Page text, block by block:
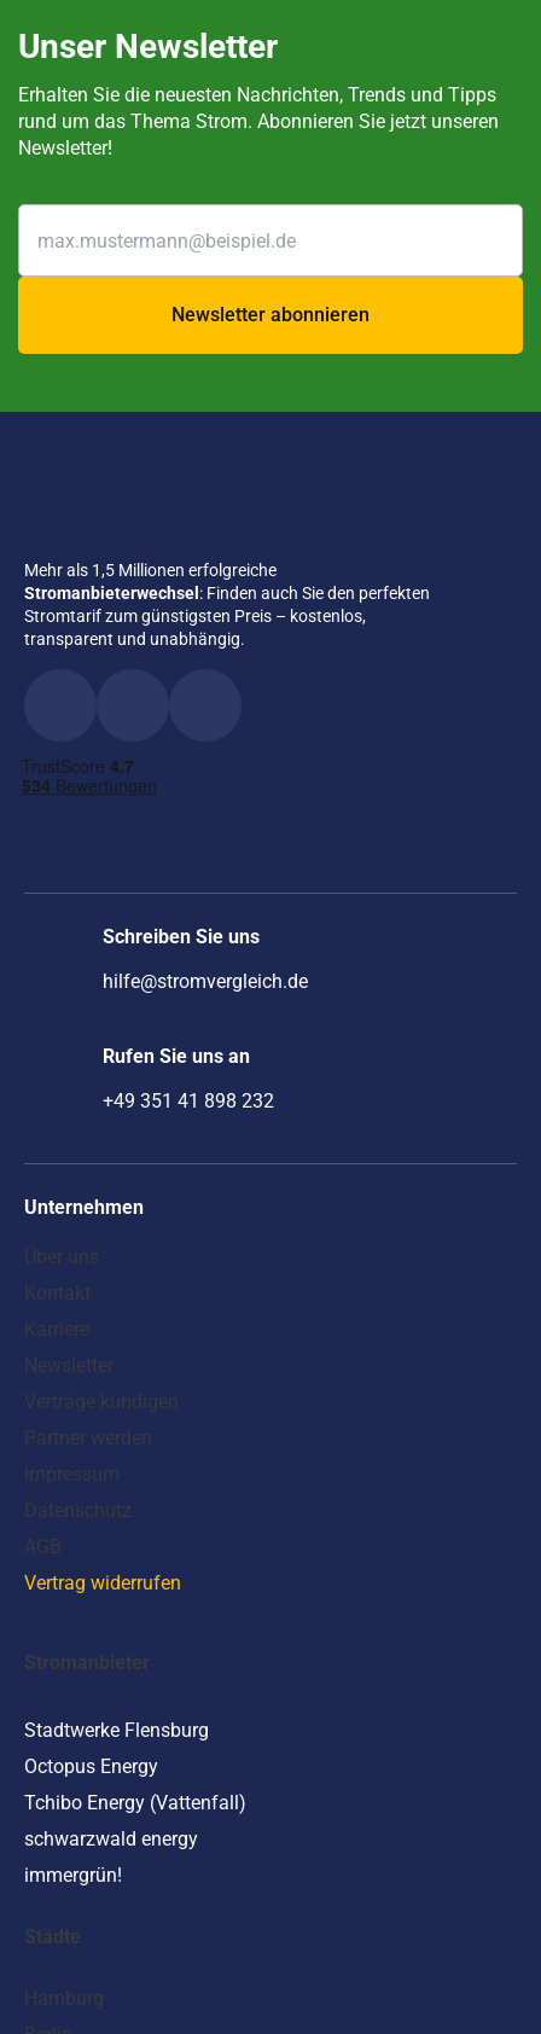
Unser Newsletter
Erhalten Sie die neuesten Nachrichten, Trends und Tipps
rund um das Thema Strom. Abonnieren Sie jetzt unseren
Newsletter!
Newsletter abonnieren
Mehr als 1,5 Millionen erfolgreiche
Stromanbieterwechsel : Finden auch Sie den perfekten
Stromtarif zum günstigsten Preis – kostenlos,
transparent und unabhängig.
Schreiben Sie uns
hilfe@stromvergleich.de
Rufen Sie uns an
+49 351 41 898 232
Unternehmen
Über uns
Kontakt
Karriere
Newsletter
Verträge kündigen
Partner werden
Impressum
Datenschutz
AGB
Vertrag widerrufen
Stromanbieter
Stadtwerke Flensburg
Octopus Energy
Tchibo Energy (Vattenfall)
schwarzwald energy
immergrün!
Städte
Hamburg